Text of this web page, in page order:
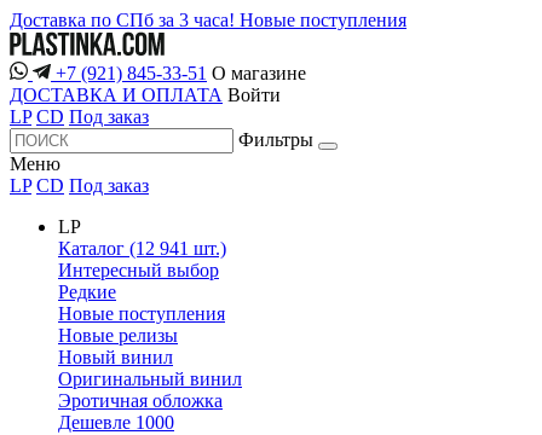
Доставка по СПб за 3 часа! Новые поступления
+7 (921) 845-33-51 О магазине
ДОСТАВКА И ОПЛАТА Войти
LP CD Под заказ
Фильтры
Меню
LP CD Под заказ
LP
Каталог (12 941 шт.)
Интересный выбор
Редкие
Новые поступления
Новые релизы
Новый винил
Оригинальный винил
Эротичная обложка
Дешевле 1000